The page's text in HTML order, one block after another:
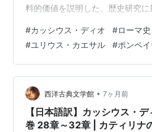
料的価値を説明した、歴史研究に
#カッシウス・ディオ #ローマ史
#ユリウス・カエサル #ポンペ
西洋古典文学館 • 7ヶ月前
【日本語訳】カッシウス・
巻 28章～32章 | カティリナ